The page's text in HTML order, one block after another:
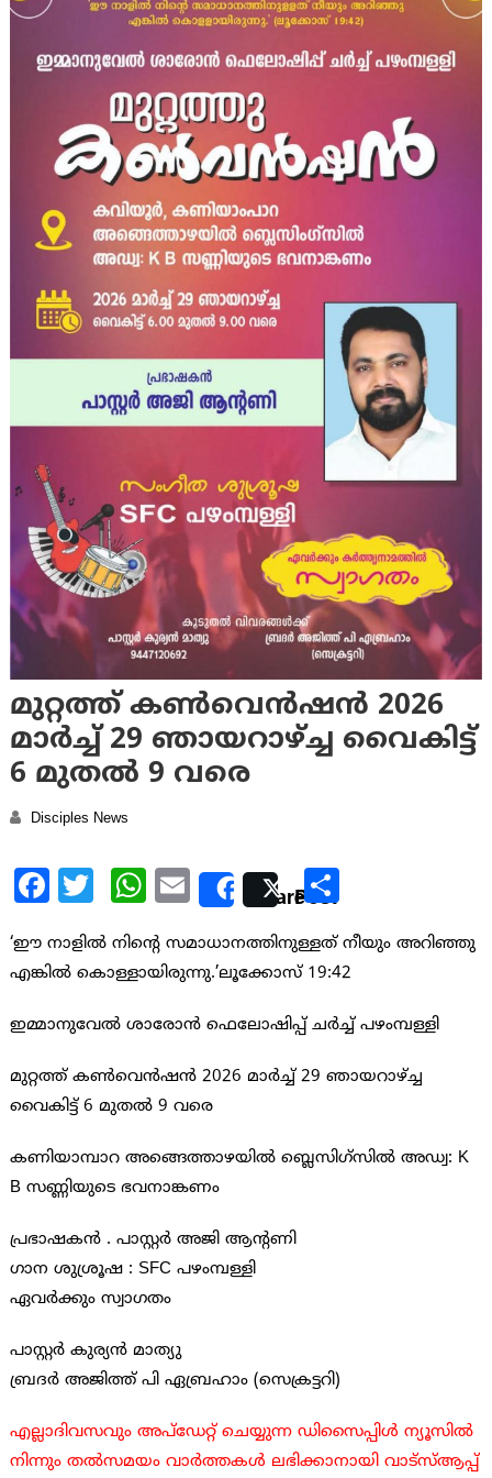
മുറ്റത്ത് കൺവെൻഷൻ 2026
മാർച്ച് 29 ഞായറാഴ്ച്ച വൈകിട്ട്
6 മുതൽ 9 വരെ
Disciples News
Facebook
TwitterWhatsApp
EmailSharePostShare
‘ഈ നാളിൽ നിൻ്റെ സമാധാനത്തിനുള്ളത് നീയും അറിഞ്ഞു
എങ്കിൽ കൊള്ളായിരുന്നു.’ലൂക്കോസ് 19:42
ഇമ്മാനുവേൽ ശാരോൻ ഫെലോഷിപ്പ് ചർച്ച് പഴംമ്പള്ളി
മുറ്റത്ത് കൺവെൻഷൻ 2026 മാർച്ച് 29 ഞായറാഴ്ച്ച
വൈകിട്ട് 6 മുതൽ 9 വരെ
കണിയാമ്പാറ അങ്ങെത്താഴയിൽ ബ്ലെസിഗ്സിൽ അഡ്വ: K
B സണ്ണിയുടെ ഭവനാങ്കണം
പ്രഭാഷകൻ . പാസ്റ്റർ അജി ആൻ്റണി
ഗാന ശുശ്രൂഷ : SFC പഴംമ്പള്ളി
ഏവർക്കും സ്വാഗതം
പാസ്റ്റർ കുര്യൻ മാത്യു
ബ്രദർ അജിത്ത് പി ഏബ്രഹാം (സെക്രട്ടറി)
എല്ലാദിവസവും അപ്ഡേറ്റ് ചെയ്യുന്ന ഡിസൈപ്പിൾ ന്യൂസിൽ
നിന്നും തൽസമയം വാർത്തകൾ ലഭിക്കാനായി വാട്സ്ആപ്പ്